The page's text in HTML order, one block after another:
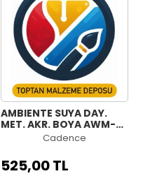
AMBIENTE SUYA DAY.
MET. AKR. BOYA AWM-01
İNCİ 250ML + KATALİZÖR
Cadence
525,00 TL